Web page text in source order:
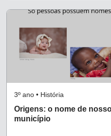
3º ano • História
Origens: o nome de
município